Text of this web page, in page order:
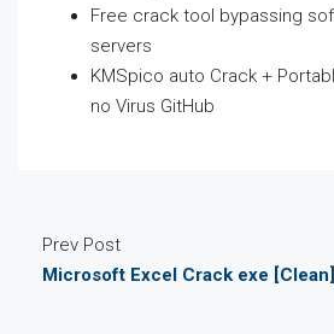
Free crack tool bypassing
servers
KMSpico auto Crack +
no Virus GitHub
Prev Post
Microsoft Excel Crack exe